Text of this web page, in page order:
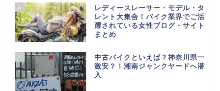
6
レディースレーサー・モデル・タ
レント大集合！バイク業界でご活
躍されている女性ブログ・サイト
まとめ
7
中古バイクといえば？神奈川県一
激安？！湘南ジャンクヤードへ潜
入